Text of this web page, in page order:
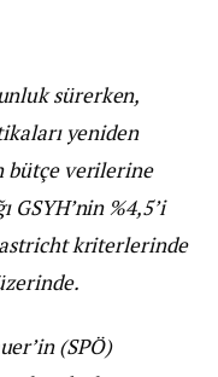
sürerken,
yeniden
bütçe verilerine
GSYH’nin %4,5’i
kriterlerinde
(SPÖ)